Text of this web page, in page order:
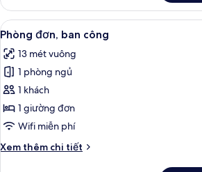
núi
(Eiger)
Phòng
đôi
Superior,
công,
quang
cảnh
núi
(Eiger)
Xem
tất
cả
ảnh
Phòng
đơn,
ban
Phòng
5
Phòng đơn, ban công
13 mét vuông
1 phòng ngủ
1 khách
1 giường đơn
Wifi miễn phí
Xem thêm chi tiết
Chi